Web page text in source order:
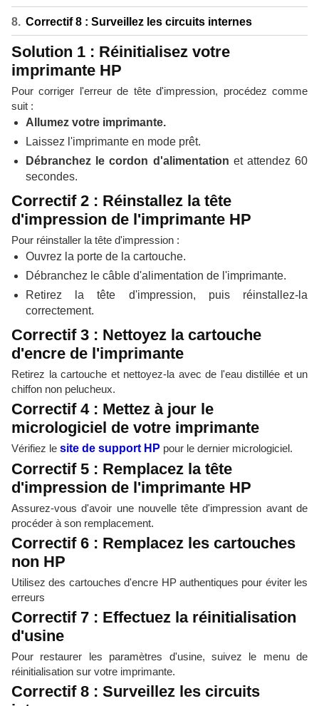
Correctif 8 : Surveillez les circuits internes
Solution 1 : Réinitialisez votre
imprimante HP
Pour corriger l'erreur de tête d'impression, procédez comme
suit :
Allumez votre imprimante.
Laissez l'imprimante en mode prêt.
Débranchez le cordon d'alimentation et attendez 60
secondes.
Correctif 2 : Réinstallez la tête
d'impression de l'imprimante HP
Pour réinstaller la tête d'impression :
Ouvrez la porte de la cartouche.
Débranchez le câble d'alimentation de l'imprimante.
Retirez la tête d'impression, puis réinstallez-la
correctement.
Correctif 3 : Nettoyez la cartouche
d'encre de l'imprimante
Retirez la cartouche et nettoyez-la avec de l'eau distillée et un
chiffon non pelucheux.
Correctif 4 : Mettez à jour le
micrologiciel de votre imprimante
Vérifiez le site de support HP pour le dernier micrologiciel.
Correctif 5 : Remplacez la tête
d'impression de l'imprimante HP
Assurez-vous d'avoir une nouvelle tête d'impression avant de
procéder à son remplacement.
Correctif 6 : Remplacez les cartouches
non HP
Utilisez des cartouches d'encre HP authentiques pour éviter les
erreurs
Correctif 7 : Effectuez la réinitialisation
d'usine
Pour restaurer les paramètres d'usine, suivez le menu de
réinitialisation sur votre imprimante.
Correctif 8 : Surveillez les circuits